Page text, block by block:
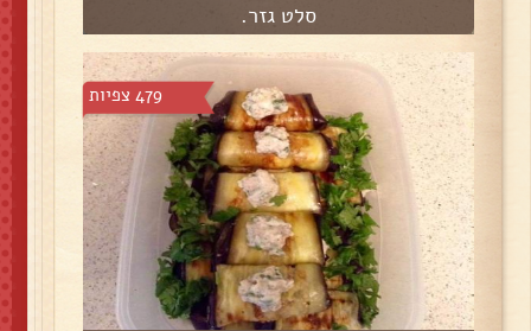
סלט גזר.
479 צפיות